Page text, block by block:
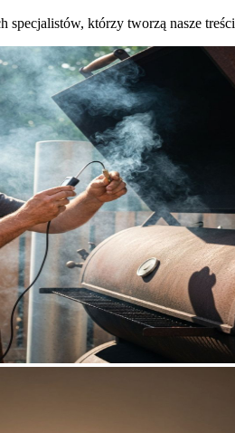
specjalistów, którzy tworzą nasze treści